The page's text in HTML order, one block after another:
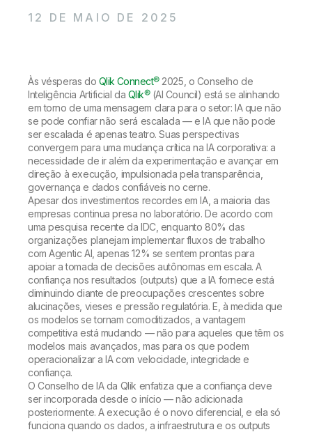
12 DE MAIO DE 2025
Às vésperas do Qlik Connect®2025, o Conselho de
Inteligência Artificial da Qlik®(AI Council) está se alinhando
em torno de uma mensagem clara para o setor: IA que não
se pode confiar não será escalada — e IA que não pode
ser escalada é apenas teatro. Suas perspectivas
convergem para uma mudança crítica na IA corporativa: a
necessidade de ir além da experimentação e avançar em
direção à execução, impulsionada pela transparência,
governança e dados confiáveis no cerne.
Apesar dos investimentos recordes em IA, a maioria das
empresas continua presa no laboratório. De acordo com
uma pesquisa recente da IDC, enquanto 80% das
organizações planejam implementar fluxos de trabalho
com Agentic AI, apenas 12% se sentem prontas para
apoiar a tomada de decisões autônomas em escala. A
confiança nos resultados (outputs) que a IA fornece está
diminuindo diante de preocupações crescentes sobre
alucinações, vieses e pressão regulatória. E, à medida que
os modelos se tornam comoditizados, a vantagem
competitiva está mudando — não para aqueles que têm os
modelos mais avançados, mas para os que podem
operacionalizar a IA com velocidade, integridade e
confiança.
O Conselho de IA da Qlik enfatiza que a confiança deve
ser incorporada desde o início — não adicionada
posteriormente. A execução é o novo diferencial, e ela só
funciona quando os dados, a infraestrutura e os outputs